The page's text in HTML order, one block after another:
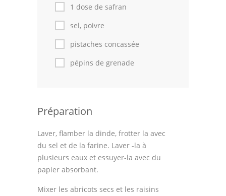
1 dose de safran
sel, poivre
pistaches concassée
pépins de grenade
Préparation
Laver, flamber la dinde, frotter la avec
du sel et de la farine. Laver -la à
plusieurs eaux et essuyer-la avec du
papier absorbant.
Mixer les abricots secs et les raisins